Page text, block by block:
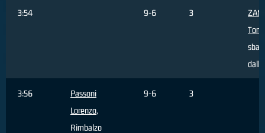
3:54 9-6 3
3:56
Passoni
Lorenzo,
Rimbalzo
9-6 3